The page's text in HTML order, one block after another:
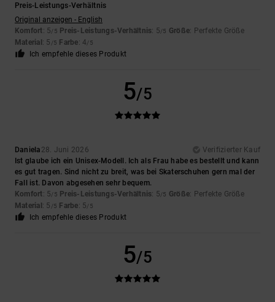
Preis-Leistungs-Verhältnis
Original anzeigen - English
Komfort: 5/5 Preis-Leistungs-Verhältnis: 5/5 Größe: Perfekte Größe
Material : 5 /5 Farbe: 4/5
Ich empfehle dieses Produkt
5/5
Daniela 28. Juni 2026
Verifizierter Kauf
Ist glaube ich ein Unisex-Modell. Ich als Frau habe es bestellt und kann
es gut tragen. Sind nicht zu breit, was bei Skaterschuhen gern mal der
Fall ist. Davon abgesehen sehr bequem.
Komfort: 5/5 Preis-Leistungs-Verhältnis: 5/5 Größe: Perfekte Größe
Material : 5 /5 Farbe: 5/5
Ich empfehle dieses Produkt
5/5